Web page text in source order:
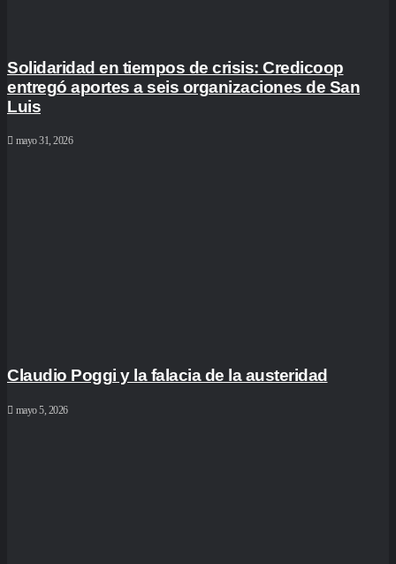
Solidaridad en tiempos de crisis: Credicoop
entregó aportes a seis organizaciones de San
Luis
mayo 31, 2026
Claudio Poggi y la falacia de la austeridad
mayo 5, 2026